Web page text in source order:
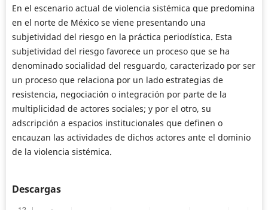
En el escenario actual de violencia sistémica que predomina
en el norte de México se viene presentando una
subjetividad del riesgo en la práctica periodística. Esta
subjetividad del riesgo favorece un proceso que se ha
denominado socialidad del resguardo, caracterizado por ser
un proceso que relaciona por un lado estrategias de
resistencia, negociación o integración por parte de la
multiplicidad de actores sociales; y por el otro, su
adscripción a espacios institucionales que definen o
encauzan las actividades de dichos actores ante el dominio
de la violencia sistémica.
Descargas